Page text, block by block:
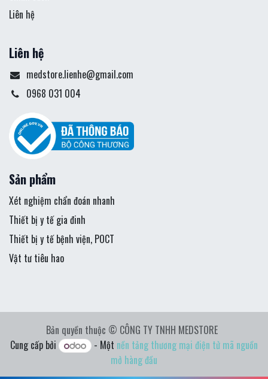
Liên hệ
Liên hệ
medstore.lienhe@gmail.com
0968 031 004
Sản phẩm
Xét nghiệm chẩn đoán nhanh
Thiết bị y tế gia đinh
Thiết bị y tế bệnh viện, POCT
Vật tư tiêu hao
Bản quyền thuộc © CÔNG TY TNHH MEDSTORE
Cung cấp bởi
- Một nền tảng thương mại điện tử mã nguồn
mở hàng đầu